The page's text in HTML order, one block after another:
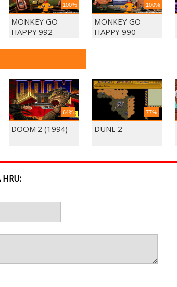
100%
MONKEY GO
HAPPY 992
100%
MONKEY GO
HAPPY 990
64%
DOOM 2 (1994)
77%
DUNE 2
HRU: